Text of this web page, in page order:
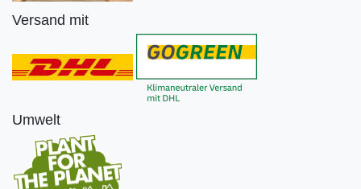
Versand mit
Umwelt